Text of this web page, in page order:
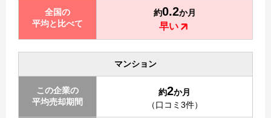
全国の
平均と比べて
約0.2か月
早い
マンション
この企業の
平均売却期間
約2か月
（口コミ3件）